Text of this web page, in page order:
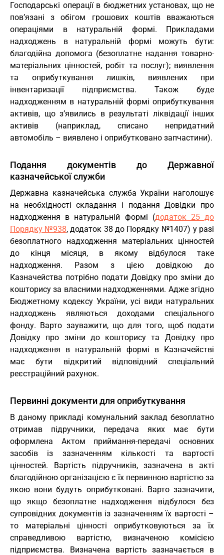
Господарські операції в бюджетних установах, що не
пов’язані з обігом грошових коштів вважаються
операціями в натуральній формі. Прикладами
надходжень в натуральній формі можуть бути:
благодійна допомога (безоплатне надання товарно-
матеріальних цінностей, робіт та послуг); виявлення
та оприбуткування лишків, виявлених при
інвентаризації підприємства. Також буде
надходженням в натуральній формі оприбуткування
активів, що з’явились в результаті ліквідації інших
активів (наприклад, списано непридатний
автомобіль – виявлено і оприбутковано запчастини).
Подання документів до Державної
казначейської служби
Державна казначейська служба України наголошує
на необхідності складання і подання Довідки про
надходження в натуральній формі (додаток 25 до
Порядку №938, додаток 38 до Порядку №1407) у разі
безоплатного надходження матеріальних цінностей
до кінця місяця, в якому відбулося таке
надходження. Разом з цією довідкою до
Казначейства потрібно подати Довідку про зміни до
кошторису за власними надходженнями. Адже згідно
Бюджетному кодексу України, усі види натуральних
надходжень являються доходами спеціального
фонду. Варто зауважити, що для того, щоб подати
Довідку про зміни до кошторису та Довідку про
надходження в натуральній формі в Казначействі
має бути відкритий відповідний спеціальний
реєстраційний рахунок.
Первинні документи для оприбуткування
В даному прикладі комунальний заклад безоплатно
отримав підручники, передача яких має бути
оформлена Актом приймання-передачі основних
засобів із зазначенням кількості та вартості
цінностей. Вартість підручників, зазначена в акті
благодійною організацією є їх первинною вартістю за
якою вони будуть оприбутковані. Варто зазначити,
що якщо безоплатне надходження відбулося без
супровідних документів із зазначенням їх вартості –
то матеріальні цінності оприбутковуються за їх
справедливою вартістю, визначеною комісією
підприємства. Визначена вартість зазначається в